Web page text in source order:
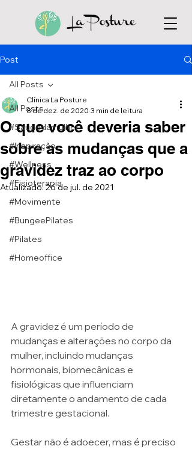
Post
All Posts
#Saúdedamulher
#Inspiração
#Wellness
#Fisioterapia
#Movimente
#BungeePilates
#Pilates
#Homeoffice
All Posts
O que você deveria saber
sobre as mudanças que a
gravidez traz ao corpo
Clínica La Posture
8 de dez. de 2020 3 min de leitura
Atualizado:26 de jul. de 2021
A gravidez é um período de
mudanças e alterações no corpo da
mulher, incluindo mudanças
hormonais, biomecânicas e
fisiológicas que influenciam
diretamente o andamento de cada
trimestre gestacional.
Gestar não é adoecer, mas é preciso